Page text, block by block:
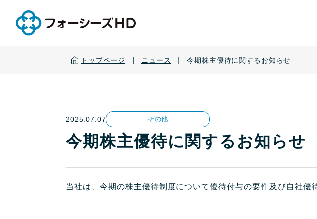
トップページ ニュース 今期株主優待に関するお知らせ
2025.07.07 その他
今期株主優待に関するお知らせ
当社は、今期の株主優待制度について優待付与の要件及び自社